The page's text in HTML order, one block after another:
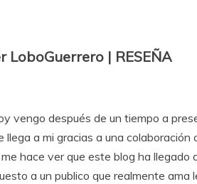
LoboGuerrero | RESEÑA
vengo después de un tiempo a
llega a mi gracias a una colaboración
hace ver que este blog ha llegado
a un publico que realmente ama